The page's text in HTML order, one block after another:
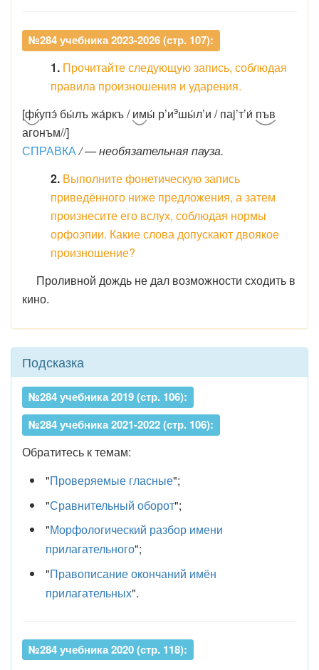
№284 учебника 2023-2026 (стр. 107):
1. Прочитайте следующую запись, соблюдая
правила произношения и ударения.
[фќупэ́ бы́лъ жа́ркъ /имы́ р’иэшы́л’и / паj’т’и́ пъв
агонъм//]
СПРАВКА/ — необязательная пауза.
2. Выполните фонетическую запись
приведённого ниже предложения, а затем
произнесите его вслух, соблюдая нормы
орфоэпии. Какие слова допускают двоякое
произношение?
Проливной дождь не дал возможности сходить в
кино.
Подсказка
№284 учебника 2019 (стр. 106):
№284 учебника 2021-2022 (стр. 106):
Обратитесь к темам:
"Проверяемые гласные";
"Сравнительный оборот";
"Морфологический разбор имени
прилагательного";
"Правописание окончаний имён
прилагательных".
№284 учебника 2020 (стр. 118):